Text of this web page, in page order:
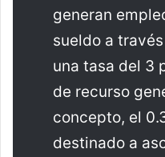
generan
sueldo a
una tasa del 3
de recurso
concepto, el
destinado a